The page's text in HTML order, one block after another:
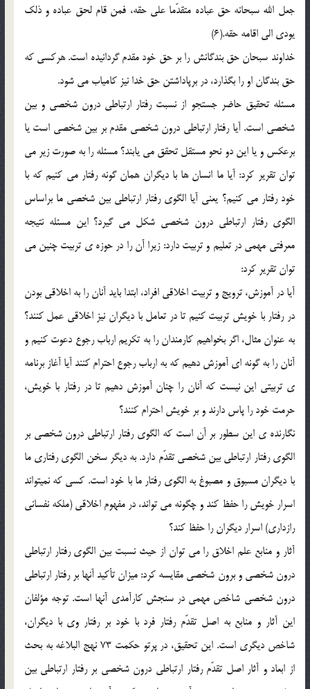
جعل الله سبحانه حق عباده متقدّما علي حقه، فمن قام لحق عباده و ذلک
يودي الي اقامه حقه.(6)
خداوند سبحان حق بندگانش را بر حق خود مقدم گردانيده است. هرکسي که
حق بندگان او را بگذارد، در برپاداشتن حق خدا نيز کامياب مي شود.
مسئله تحقيق حاضر جستجو از نسبت رفتار ارتباطي درون شخصي و بين
شخصي است. آيا رفتار ارتباطي درون شخصي مقدم بر بين شخصي است يا
برعکس و يا اين دو نحو مستقل تحقق مي يابند؟ مسئله را به صورت زير مي
توان تقرير کرد: آيا ما انسان ها با ديگران همان گونه رفتار مي کنيم که با
خود رفتار مي کنيم؟ يعني آيا الگوي رفتار ارتباطي بين شخصي ما براساس
الگوي رفتار ارتباطي درون شخصي شکل مي گيرد؟ اين مسئله نتيجه
معرفتي مهمي در تعليم و تربيت دارد: زيرا آن را در حوزه ي تربيت چنين مي
توان تقرير کرد:
آيا در آموزش، ترويج و تربيت اخلاقي افراد، ابتدا بايد آنان را به اخلاقي بودن
در رفتار با خويش تربيت کنيم تا در تعامل با ديگران نيز اخلاقي عمل کنند؟
به عنوان مثال، اگر بخواهيم کارمندان را به تکريم ارباب رجوع دعوت کنيم و
آنان را به گونه اي آموزش دهيم که به ارباب رجوع احترام کنند آيا آغاز برنامه
ي تربيتي اين نيست که آنان را چنان آموزش دهيم تا در رفتار با خويش،
حرمت خود را پاس دارند و بر خويش احترام کنند؟
نگارنده ي اين سطور بر آن است که الگوي رفتار ارتباطي درون شخصي بر
الگوي رفتار ارتباطي بين شخصي تقدّم دارد. به ديگر سخن الگوي رفتاري ما
با ديگران مسبوق و مصبوغ به الگوي رفتار ما با خود است. کسي که نميتواند
اسرار خويش را حفظ کند و چگونه مي تواند، در مفهوم اخلاقي (ملکه نفساني
رازداري) اسرار ديگران را حفظ کند؟
آثار و منابع علم اخلاق را مي توان از حيث نسبت بين الگوي رفتار ارتباطي
درون شخصي و برون شخصي مقايسه کرد: ميزان تأکيد آنها بر رفتار ارتباطي
درون شخصي شاخص مهمي در سنجش کارآمدي آنها است. توجه مؤلفان
اين آثار و منابع به اصل تقدّم رفتار فرد با خود بر رفتار وي با ديگران،
شاخص ديگري است. اين تحقيق، در پرتو حکمت 73 نهج البلاغه به بحث
از ابعاد و آثار اصل تقدّم رفتار ارتباطي درون شخصي بر رفتار ارتباطي بين